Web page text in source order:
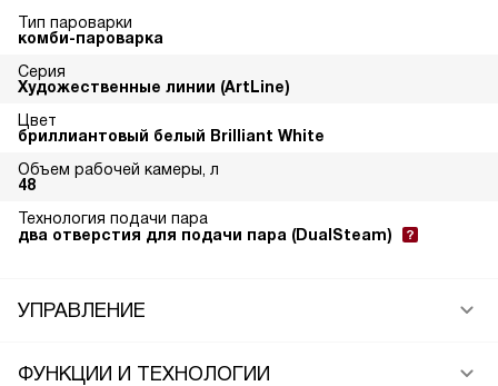
Тип пароварки
комби-пароварка
Серия
Художественные линии (ArtLine)
Цвет
бриллиантовый белый Brilliant White
Объем рабочей камеры, л
48
Технология подачи пара
два отверстия для подачи пара (DualSteam)
УПРАВЛЕНИЕ
ФУНКЦИИ И ТЕХНОЛОГИИ